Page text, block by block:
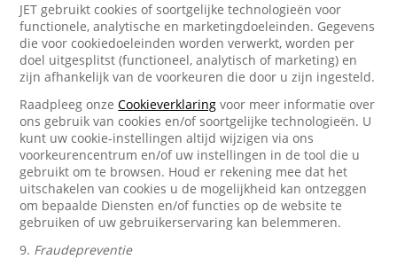
JET gebruikt cookies of soortgelijke technologieën voor
functionele, analytische en marketingdoeleinden. Gegevens
die voor cookiedoeleinden worden verwerkt, worden per
doel uitgesplitst (functioneel, analytisch of marketing) en
zijn afhankelijk van de voorkeuren die door u zijn ingesteld.
Raadpleeg onzeCookieverklaring voor meer informatie over
ons gebruik van cookies en/of soortgelijke technologieën. U
kunt uw cookie-instellingen altijd wijzigen via ons
voorkeurencentrum en/of uw instellingen in de tool die u
gebruikt om te browsen. Houd er rekening mee dat het
uitschakelen van cookies u de mogelijkheid kan ontzeggen
om bepaalde Diensten en/of functies op de website te
gebruiken of uw gebruikerservaring kan belemmeren.
9. Fraudepreventie